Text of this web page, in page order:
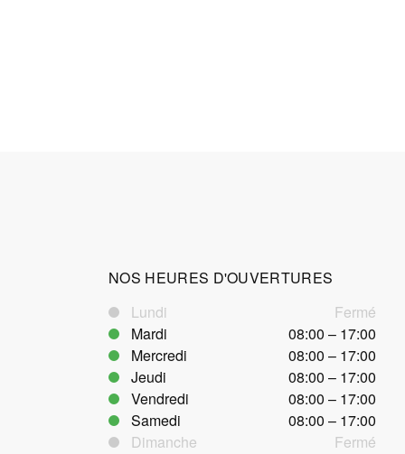
NOS HEURES D'OUVERTURES
Lundi
Fermé
Mardi
08:00 – 17:00
Mercredi
08:00 – 17:00
Jeudi
08:00 – 17:00
Vendredi
08:00 – 17:00
Samedi
08:00 – 17:00
Dimanche
Fermé